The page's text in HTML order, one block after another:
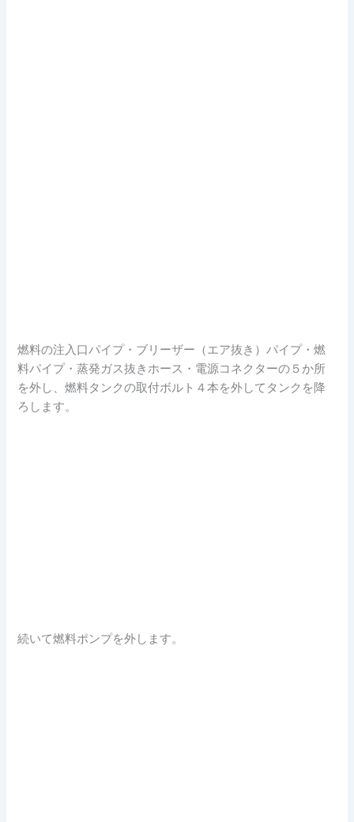
燃料の注入口パイプ・ブリーザー（エア抜き）パイプ・燃
料パイプ・蒸発ガス抜きホース・電源コネクターの５か所
を外し、燃料タンクの取付ボルト４本を外してタンクを降
ろします。
続いて燃料ポンプを外します。